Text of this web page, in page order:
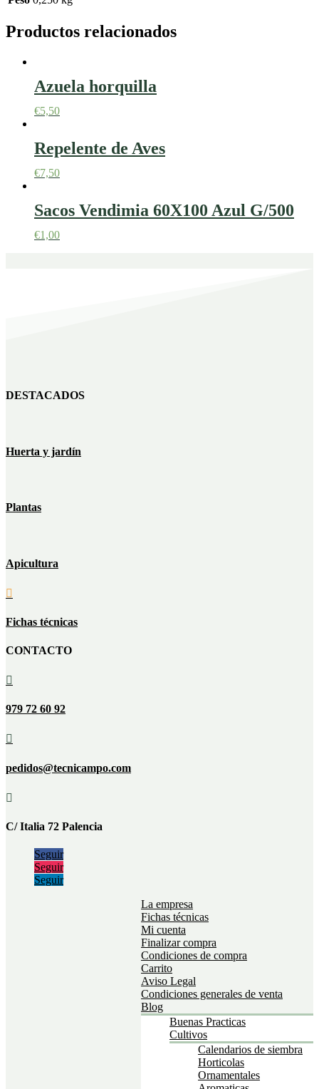
Productos relacionados
Azuela horquilla
€5,50
Repelente de Aves
€7,50
Sacos Vendimia 60X100 Azul G/500
€1,00
DESTACADOS
Huerta y jardín
Plantas
Apicultura

Fichas técnicas
CONTACTO

979 72 60 92

pedidos@tecnicampo.com

C/ Italia 72 Palencia
Seguir
Seguir
Seguir
La empresa
Fichas técnicas
Mi cuenta
Finalizar compra
Condiciones de compra
Carrito
Aviso Legal
Condiciones generales de venta
Blog
Buenas Practicas
Cultivos
Calendarios de siembra
Horticolas
Ornamentales